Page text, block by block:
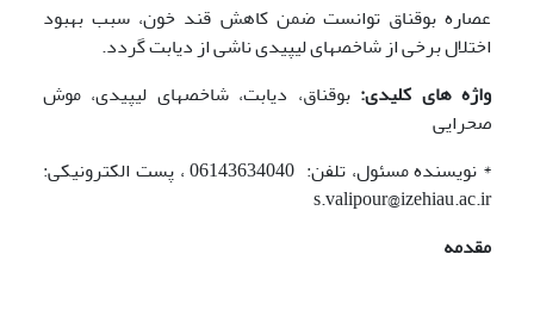
عصاره بوقناق توانست ضمن کاهش قند خون، سبب بهبود
اختلال برخی از شاخص­های لیپیدی ناشی از دیابت گردد.
واژه های کلیدی: بوقناق، دیابت، شاخص­های لیپیدی، موش
صحرایی
* نویسنده مسئول، تلفن: 06143634040 ، پست الکترونیکی:
s.valipour@izehiau.ac.ir
مقدمه